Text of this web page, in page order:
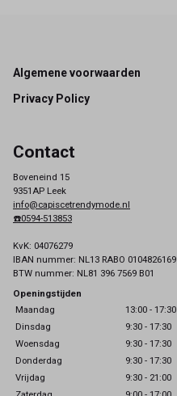
Footer
Algemene voorwaarden
Privacy Policy
Contact
Boveneind 15
9351AP Leek
info@capiscetrendymode.nl
☎️0594-513853
KvK: 04076279
IBAN nummer: NL13 RABO 0104826169
BTW nummer: NL81 396 7569 B01
Openingstijden
Maandag
13:00 - 17:30
Dinsdag
9:30 - 17:30
Woensdag
9:30 - 17:30
Donderdag
9:30 - 17:30
Vrijdag
9:30 - 21:00